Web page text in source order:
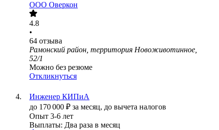
ООО Оверкон
4.8
•
64 отзыва
Рамонский район, территория Новоживотинное,
52/1
Можно без резюме
Откликнуться
Инженер КИПиА
до 170 000 ₽ за месяц, до вычета налогов
Опыт 3-6 лет
Выплаты: Два раза в месяц